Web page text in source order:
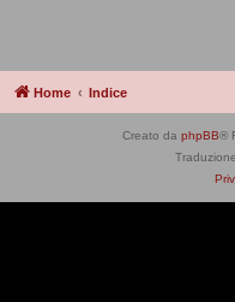
Home Indice
Creato da phpBB®